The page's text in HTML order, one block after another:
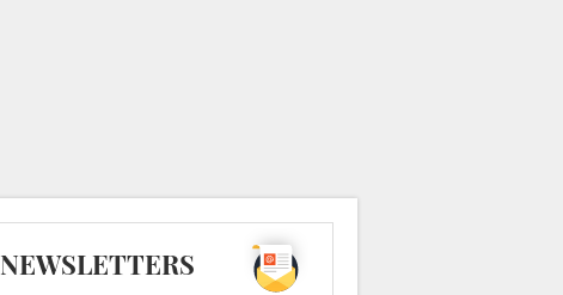
NEWSLETTERS